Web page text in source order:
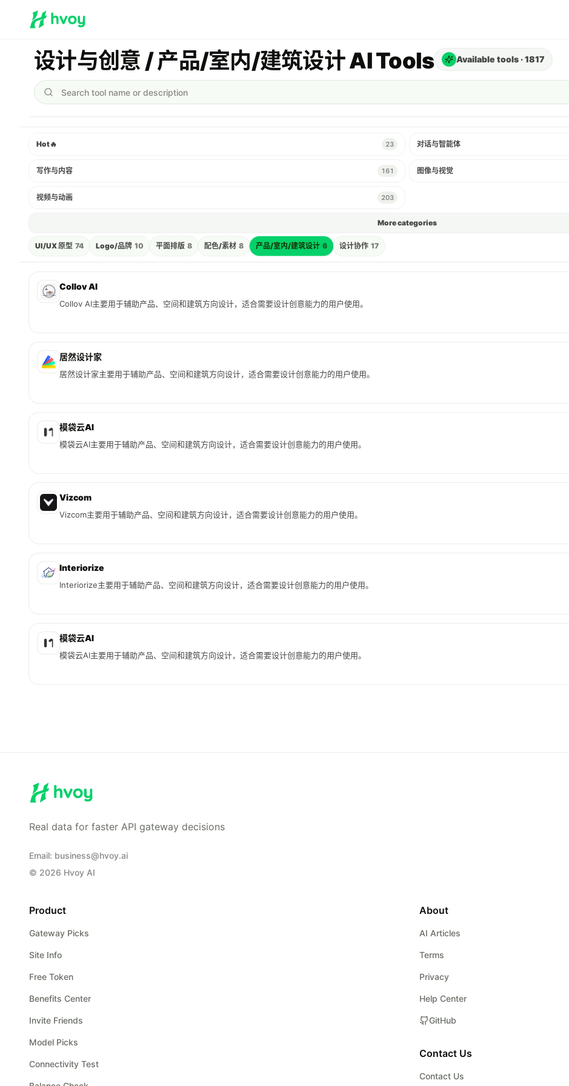
设计与创意 / 产品/室内/建筑设计 AI Tools Available tools·1817
Search tool name or description
Hot🔥 23 对话与智能体
写作与内容 161 图像与视觉
视频与动画 203
More categories
UI/UX 原型 74 Logo/品牌 10 平面排版 8 配色/素材 8 产品/室内/建筑设计 6 设计协作 17
Collov AI
Collov AI主要用于辅助产品、空间和建筑方向设计，适合需要设计创意能力的用户使用。
居然设计家
居然设计家主要用于辅助产品、空间和建筑方向设计，适合需要设计创意能力的用户使用。
模袋云AI
模袋云AI主要用于辅助产品、空间和建筑方向设计，适合需要设计创意能力的用户使用。
Vizcom
Vizcom主要用于辅助产品、空间和建筑方向设计，适合需要设计创意能力的用户使用。
Interiorize
Interiorize主要用于辅助产品、空间和建筑方向设计，适合需要设计创意能力的用户使用。
模袋云AI
模袋云AI主要用于辅助产品、空间和建筑方向设计，适合需要设计创意能力的用户使用。
Real data for faster API gateway decisions
Email: business@hvoy.ai
© 2026 Hvoy AI
Product
Gateway Picks
Site Info
Free Token
Benefits Center
Invite Friends
Model Picks
Connectivity Test
About
AI Articles
Terms
Privacy
Help Center
GitHub
Contact Us
Contact Us